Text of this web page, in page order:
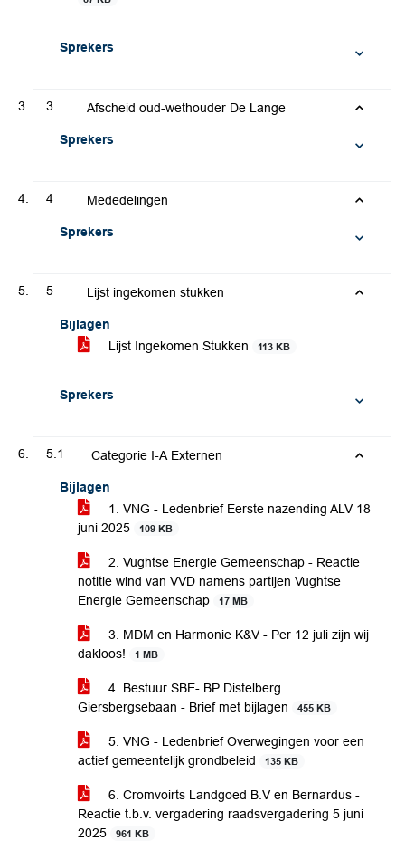
Sprekers
3 Afscheid oud-wethouder De Lange
Sprekers
4 Mededelingen
Sprekers
5 Lijst ingekomen stukken
Bijlagen
Lijst Ingekomen Stukken
113 KB
Sprekers
5.1 Categorie I-A Externen
Bijlagen
1. VNG - Ledenbrief Eerste nazending ALV 18
juni 2025
109 KB
2. Vughtse Energie Gemeenschap - Reactie
notitie wind van VVD namens partijen Vughtse
Energie Gemeenschap
17 MB
3. MDM en Harmonie K&V - Per 12 juli zijn wij
dakloos!
1 MB
4. Bestuur SBE- BP Distelberg
Giersbergsebaan - Brief met bijlagen
455 KB
5. VNG - Ledenbrief Overwegingen voor een
actief gemeentelijk grondbeleid
135 KB
6. Cromvoirts Landgoed B.V en Bernardus -
Reactie t.b.v. vergadering raadsvergadering 5 juni
2025
961 KB